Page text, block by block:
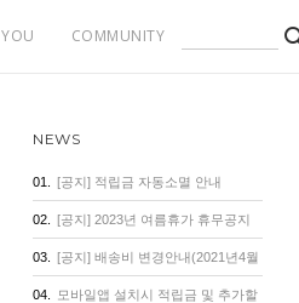
COMMUNITY
NEWS
01. [공지] 적립금 자동소멸 안내
02. [공지] 2023년 여름휴가 휴무공지
03. [공지] 배송비 변경안내(2021년4월
1일 기준)
04. 모바일앱 설치시 적립금 및 추가할
라워 셔링 원피스
피부가 숨을 쉬는 통기성 좋고 시원함이 가득한
에 소장가치 있는 원단까지~ 군살 걱정 없이 입
데일리는 물론, 휴양지룩, 데이트룩까지 다양하게